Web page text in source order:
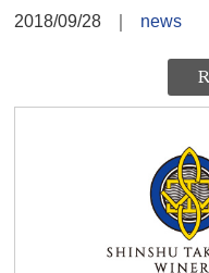
2018/09/28 news